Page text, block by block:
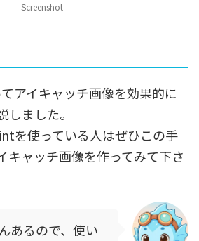
Screenshot
アイキャッチ画像を効果的に
ました。
を使っている人はぜひこの手
キャッチ画像を作ってみて下さ
あるので、使い